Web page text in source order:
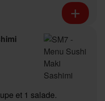
et 1 salade.